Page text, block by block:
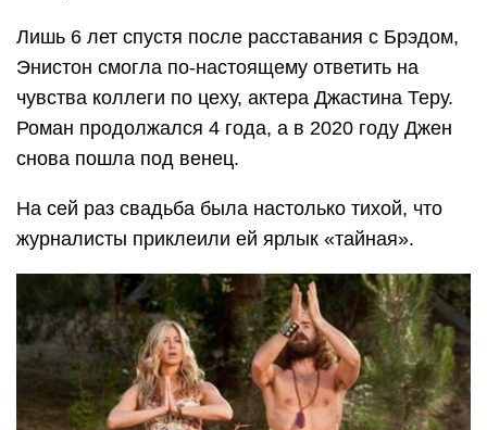
Лишь 6 лет спустя после расставания с Брэдом,
Энистон смогла по-настоящему ответить на
чувства коллеги по цеху, актера Джастина Теру.
Роман продолжался 4 года, а в 2020 году Джен
снова пошла под венец.
На сей раз свадьба была настолько тихой, что
журналисты приклеили ей ярлык «тайная».